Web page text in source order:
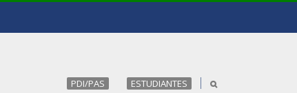
PDI/PAS ESTUDIANTES